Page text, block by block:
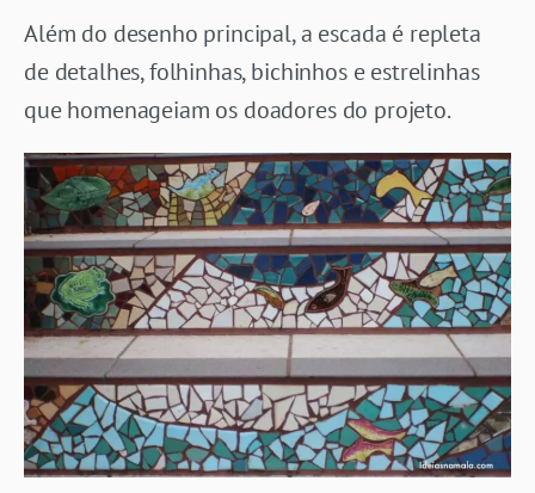
Além do desenho principal, a escada é repleta
de detalhes, folhinhas, bichinhos e estrelinhas
que homenageiam os doadores do projeto.